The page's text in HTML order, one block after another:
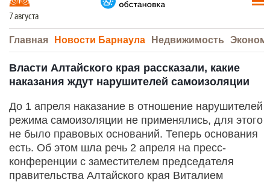
7 августа
Главная Новости Барнаула Недвижимость
Власти Алтайского края рассказали, какие
наказания ждут нарушителей самоизоляции
До 1 апреля наказание в отношение нарушителей
режима самоизоляции не применялись, для этого
не было правовых оснований. Теперь основания
есть. Об этом шла речь 2 апреля на пресс-
конференции с заместителем председателя
правительства Алтайского края Виталием